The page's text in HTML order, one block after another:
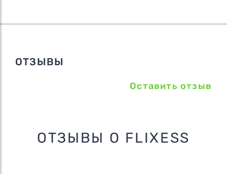
ОТЗЫВЫ
Оставить отзыв
ОТЗЫВЫ О FLIXESS